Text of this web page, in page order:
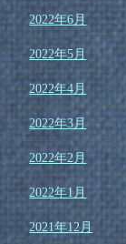
2022年6月
2022年5月
2022年4月
2022年3月
2022年2月
2022年1月
2021年12月